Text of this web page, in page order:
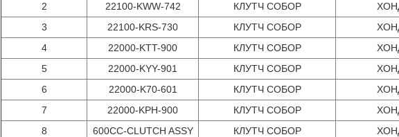
2
22100-KWW-742 КЛУТЧ СОБОР
3
22100-KRS-730 КЛУТЧ СОБОР
4
22000-KTT-900 КЛУТЧ СОБОР
5
22000-KYY-901 КЛУТЧ СОБОР
6
22000-K70-601 КЛУТЧ СОБОР
7
22000-KPH-900 КЛУТЧ СОБОР
8
600CC-CLUTCH ASSY КЛУТЧ СОБОР